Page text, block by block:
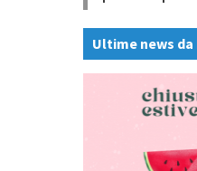
Ultime news